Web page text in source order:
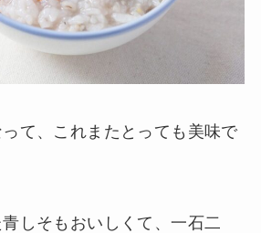
て、これまたとっても美味で
しそもおいしくて、一石二